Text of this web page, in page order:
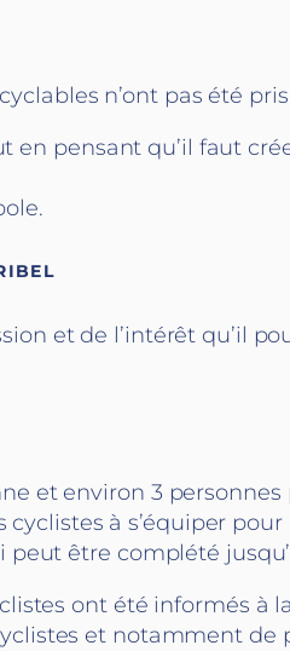
n’ont pas été
pensant qu’il faut
et de l’intérêt qu’il
et environ 3 personnes
cyclistes à s’équiper
être complété
ont été informés à
et notamment de